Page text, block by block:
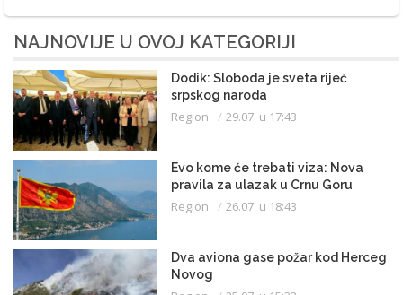
NAJNOVIJE U OVOJ KATEGORIJI
Dodik: Sloboda je sveta riječ
srpskog naroda
Region 29.07. u 17:43
Evo kome će trebati viza: Nova
pravila za ulazak u Crnu Goru
Region 26.07. u 18:43
Dva aviona gase požar kod Herceg
Novog